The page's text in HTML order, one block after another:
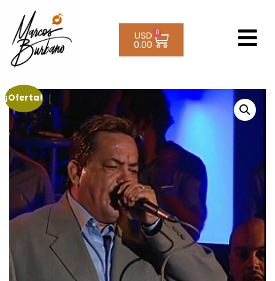
USD
0.00
0
¡Oferta!